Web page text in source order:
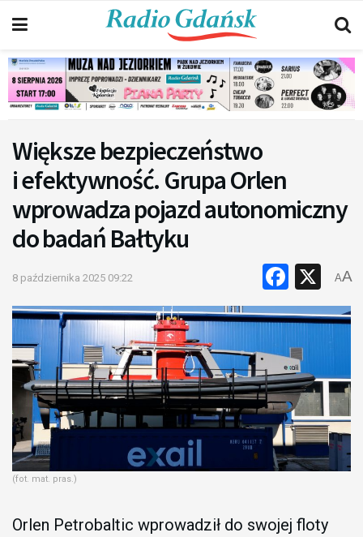
Większe bezpieczeństwo
i efektywność. Grupa Orlen
wprowadza pojazd autonomiczny
do badań Bałtyku
8 października 2025 09:22 X
AA
(fot. mat. pras.)
Orlen Petrobaltic wprowadził do swojej floty